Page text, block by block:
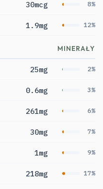
30mcg 8%
1.9mg 12%
MINERAŁY
25mg 2%
0.6mg 3%
261mg 6%
30mg 7%
1mg 9%
218mg 17%